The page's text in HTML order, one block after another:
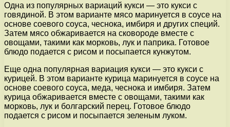
Одна из популярных вариаций кукси — это кукси с
говядиной. В этом варианте мясо маринуется в соусе на
основе соевого соуса, чеснока, имбиря и других специй.
Затем мясо обжаривается на сковороде вместе с
овощами, такими как морковь, лук и паприка. Готовое
блюдо подается с рисом и посыпается кунжутом.
Еще одна популярная вариация кукси — это кукси с
курицей. В этом варианте курица маринуется в соусе на
основе соевого соуса, меда, чеснока и имбиря. Затем
курица обжаривается вместе с овощами, такими как
морковь, лук и болгарский перец. Готовое блюдо
подается с рисом и посыпается зеленым луком.